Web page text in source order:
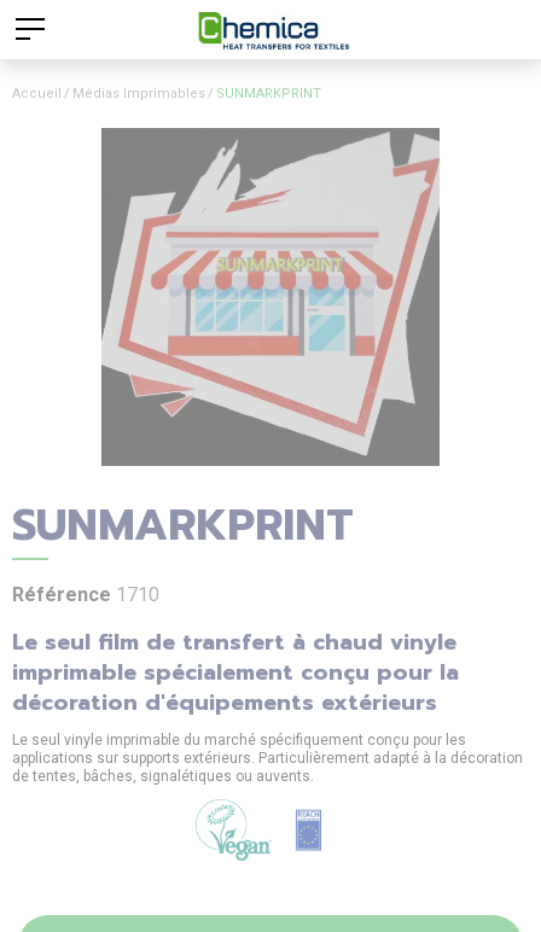
Accueil Médias Imprimables SUNMARKPRINT
SUNMARKPRINT
Référence 1710
Le seul film de transfert à chaud vinyle
imprimable spécialement conçu pour la
décoration d'équipements extérieurs
Le seul vinyle imprimable du marché spécifiquement conçu pour les
applications sur supports extérieurs. Particulièrement adapté à la décoration
de tentes, bâches, signalétiques ou auvents.